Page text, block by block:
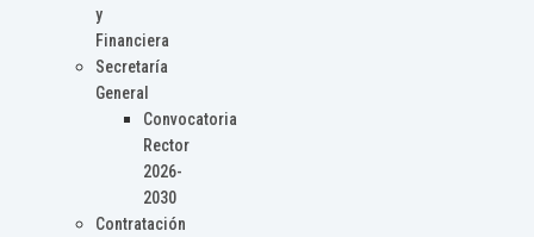
y
Financiera
Secretaría
General
Convocatoria
Rector
2026-
2030
Contratación